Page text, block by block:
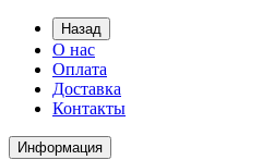
Назад
О нас
Оплата
Доставка
Контакты
Информация